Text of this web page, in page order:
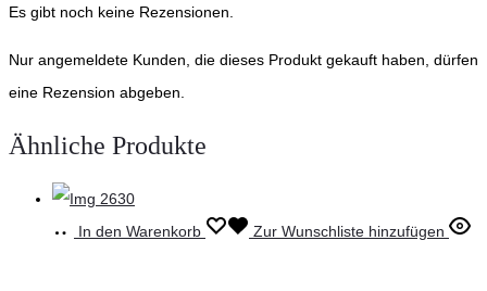
Es gibt noch keine Rezensionen.
Nur angemeldete Kunden, die dieses Produkt gekauft haben, dürfen
eine Rezension abgeben.
Ähnliche Produkte
In den Warenkorb Zur Wunschliste hinzufügen